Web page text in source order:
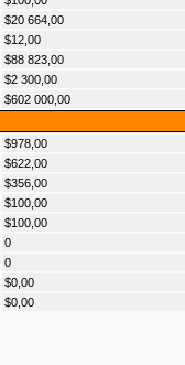
$20 664,00
$12,00
$88 823,00
$2 300,00
$602 000,00
$978,00
$622,00
$356,00
$100,00
$100,00
0
0
$0,00
$0,00